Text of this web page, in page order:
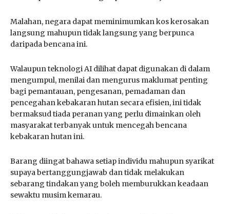
Malahan, negara dapat meminimumkan kos kerosakan
langsung mahupun tidak langsung yang berpunca
daripada bencana ini.
Walaupun teknologi AI dilihat dapat digunakan di dalam
mengumpul, menilai dan mengurus maklumat penting
bagi pemantauan, pengesanan, pemadaman dan
pencegahan kebakaran hutan secara efisien, ini tidak
bermaksud tiada peranan yang perlu dimainkan oleh
masyarakat terbanyak untuk mencegah bencana
kebakaran hutan ini.
Barang diingat bahawa setiap individu mahupun syarikat
supaya bertanggungjawab dan tidak melakukan
sebarang tindakan yang boleh memburukkan keadaan
sewaktu musim kemarau.